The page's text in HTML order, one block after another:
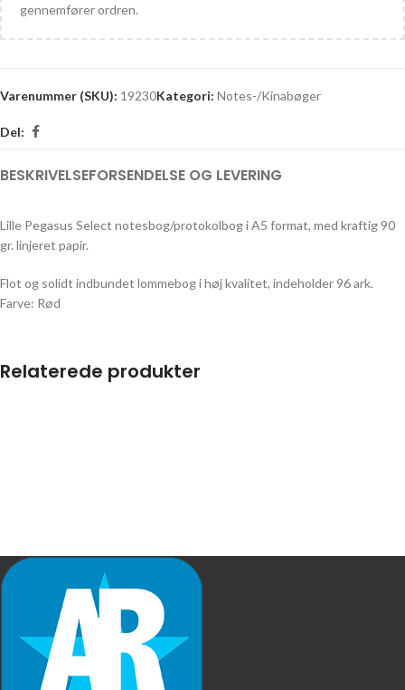
gennemfører ordren.
Varenummer (SKU): 19230Kategori: Notes-/Kinabøger
Del:
BESKRIVELSEFORSENDELSE OG LEVERING
Lille Pegasus Select notesbog/protokolbog i A5 format, med kraftig 90
gr. linjeret papir.
Flot og solidt indbundet lommebog i høj kvalitet, indeholder 96 ark.
Farve: Rød
Relaterede produkter